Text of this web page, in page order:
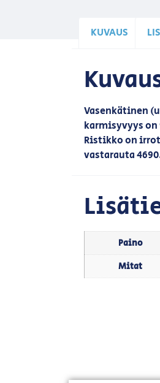
KUVAUS
Vasenkätinen
karmisyvyys
Ristikko on
vastarauta
Paino
Mitat